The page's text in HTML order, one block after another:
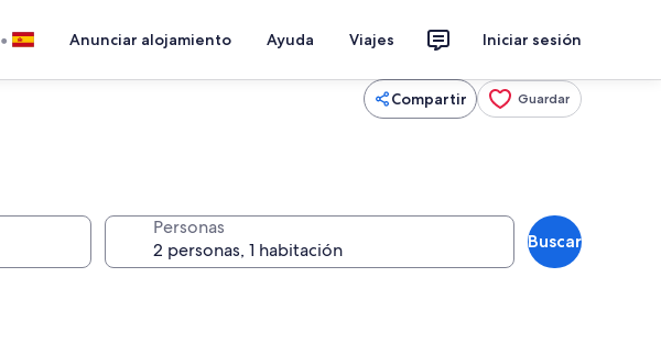
• Anunciar alojamiento Ayuda Viajes Iniciar sesión
Compartir Guardar
Personas
Buscar